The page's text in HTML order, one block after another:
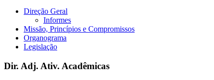
Direção Geral
Informes
Missão, Princípios e Compromissos
Organograma
Legislação
Dir. Adj. Ativ. Acadêmicas